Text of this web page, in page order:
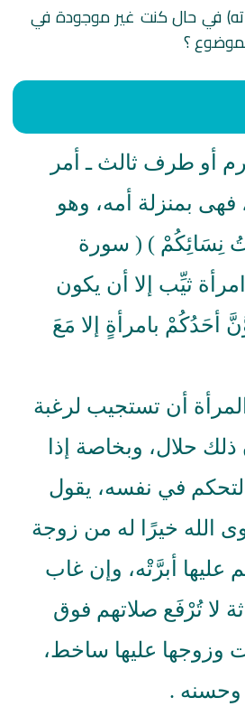
في حال كنت غير موجودة في
؟
أو طرف ثالث ـ أمر
فهى بمنزلة أمه، وهو
نِسَائِكُمْ ) ( سورة
امرأة ثيِّب إلا أن يكون
أحَدُكُمْ بامرأةٍ إلا مَعَ
أن تستجيب لرغبة
حلال، وبخاصة إذا
في نفسه، يقول
الله خيرًا له من زوجة
عليها أبرَّتْه، وإن غاب
لا تُرْفَع صلاتهم فوق
وزوجها عليها ساخط،
وحسنه .
أناشيد غزة
الى ترجمة معاني القرآن الكريم الى
اللغة البرتغالية
الترجمات الصوتية لمعاني
القرآن Mp3
11465 | 2024-05-29